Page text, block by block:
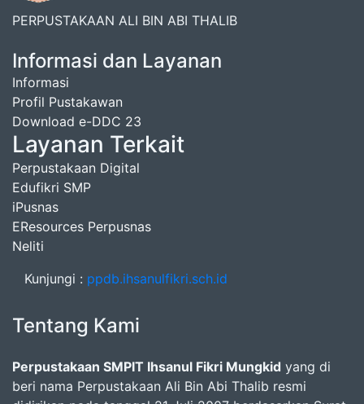
PERPUSTAKAAN ALI BIN ABI THALIB
Informasi dan Layanan
Informasi
Profil Pustakawan
Download e-DDC 23
Layanan Terkait
Perpustakaan Digital
Edufikri SMP
iPusnas
EResources Perpusnas
Neliti
Kunjungi : ppdb.ihsanulfikri.sch.id
Tentang Kami
Perpustakaan SMPIT Ihsanul Fikri Mungkid yang di
beri nama Perpustakaan Ali Bin Abi Thalib resmi